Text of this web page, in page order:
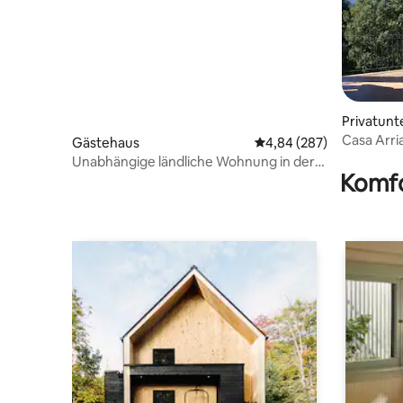
Gästehaus Durchschnittliche
4,84 (287)
Unabhängige ländliche Wohnung in der
Casa